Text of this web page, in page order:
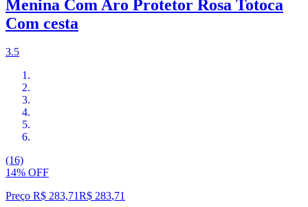
Menina Com Aro Protetor Rosa Totoca
Com cesta
3.5
(16)
14% OFF
Preço R$ 283,71R$ 283,71